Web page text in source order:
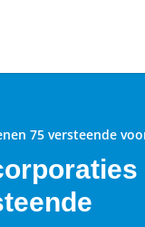
75 versteende